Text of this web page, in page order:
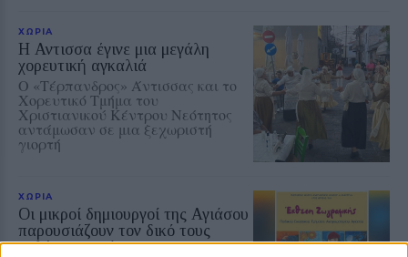
ΧΩΡΙΑ
Η Αντισσα έγινε μια μεγάλη
χορευτική αγκαλιά
Ο «Τέρπανδρος» Άντισσας και το
Χορευτικό Τμήμα του
Χριστιανικού Κέντρου Νεότητος
αντάμωσαν σε μια ξεχωριστή
γιορτή
ΧΩΡΙΑ
Οι μικροί δημιουργοί της Αγιάσου
παρουσιάζουν τον δικό τους
πολύχρωμο κόσμο